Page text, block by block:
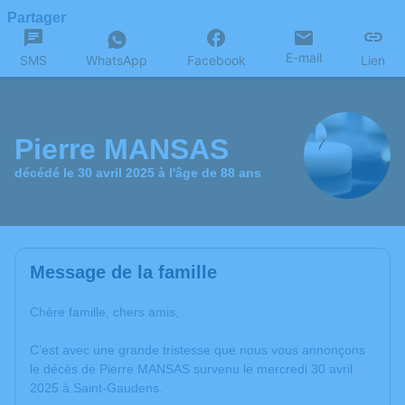
Partager
SMS WhatsApp Facebook E-mail Lien
Pierre MANSAS
décédé le 30 avril 2025 à l'âge de 88 ans
Message de la famille
Chère famille, chers amis,
C’est avec une grande tristesse que nous vous annonçons
le décès de Pierre MANSAS survenu le mercredi 30 avril
2025 à Saint-Gaudens.